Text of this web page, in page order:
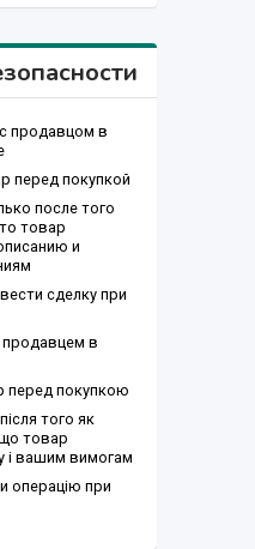
продавцом в
перед покупкой
после того
товар
и
сделку при
в
перед покупкою
того як
товар
і вашим вимогам
операцію при